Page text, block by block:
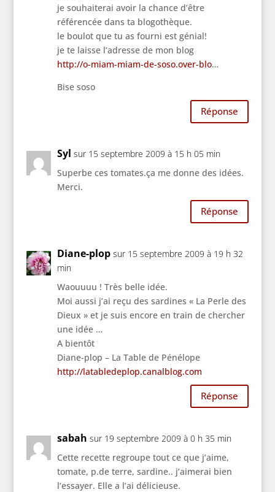
je souhaiterai avoir la chance d’être
référencée dans ta blogothèque.
le boulot que tu as fourni est génial!
je te laisse l’adresse de mon blog
http://o-miam-miam-de-soso.over-blo…
Bise soso
Réponse
Syl sur 15 septembre 2009 à 15 h 05 min
Superbe ces tomates.ça me donne des idées.
Merci.
Réponse
Diane-plop sur 15 septembre 2009 à 19 h 32
min
Waouuuu ! Très belle idée.
Moi aussi j’ai reçu des sardines « La Perle des
Dieux » et je suis encore en train de chercher
une idée …
A bientôt
Diane-plop – La Table de Pénélope
http://latabledeplop.canalblog.com
Réponse
sabah sur 19 septembre 2009 à 0 h 35 min
Cette recette regroupe tout ce que j’aime,
tomate, p.de terre, sardine.. j’aimerai bien
l’essayer. Elle a l’ai délicieuse.